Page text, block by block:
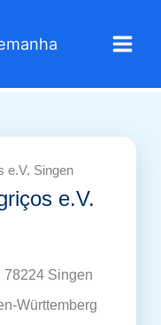
e.V.
78224 Singen
Württemberg